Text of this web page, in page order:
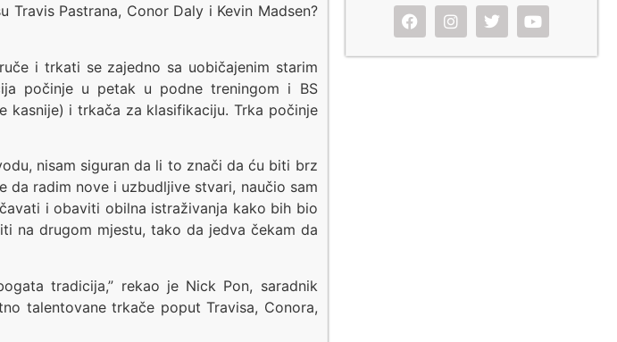
Pastrana, Conor Daly i Kevin Madsen?
i trkati se zajedno sa uobičajenim starim
počinje u petak u podne treningom i BS
kasnije) i trkača za klasifikaciju. Trka počinje
nisam siguran da li to znači da ću biti brz
da radim nove i uzbudljive stvari, naučio sam
i obaviti obilna istraživanja kako bih bio
na drugom mjestu, tako da jedva čekam da
tradicija,” rekao je Nick Pon, saradnik
talentovane trkače poput Travisa, Conora,